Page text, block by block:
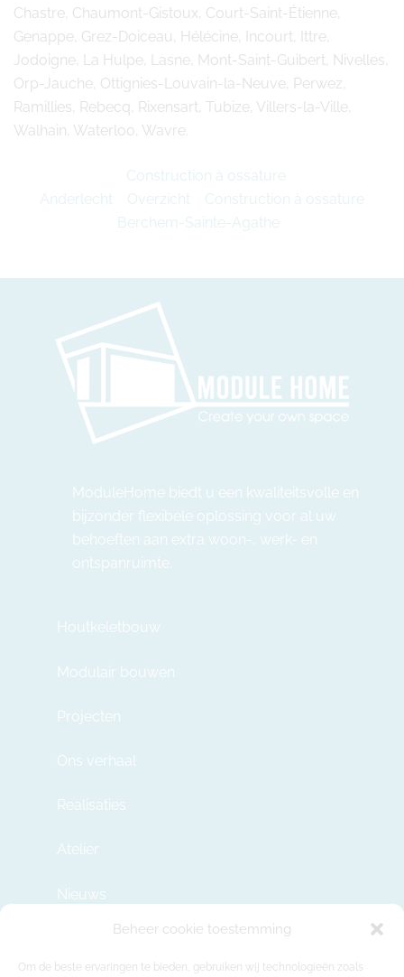
Beheer cookie toestemming
Om de beste ervaringen te bieden, gebruiken wij technologieën zoals
Chastre, Chaumont-Gistoux, Court-Saint-Étienne,
Genappe, Grez-Doiceau, Hélécine, Incourt, Ittre,
Jodoigne, La Hulpe, Lasne, Mont-Saint-Guibert, Nivelles,
Orp-Jauche, Ottignies-Louvain-la-Neuve, Perwez,
Ramillies, Rebecq, Rixensart, Tubize, Villers-la-Ville,
Walhain, Waterloo, Wavre.
Construction à ossature
Anderlecht
Overzicht
Construction à ossature
Berchem-Sainte-Agathe
ModuleHome biedt u een kwaliteitsvolle en
bijzonder flexibele oplossing voor al uw
behoeften aan extra woon-, werk- en
ontspanruimte.
Houtkeletbouw
Modulair bouwen
Projecten
Ons verhaal
Realisaties
Atelier
Nieuws